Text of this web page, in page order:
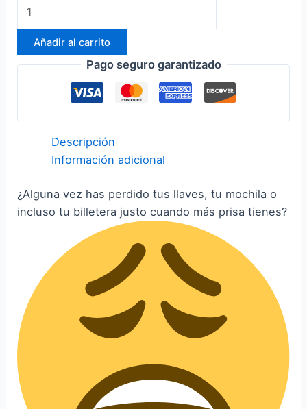
cantidad
Añadir al carrito
Pago seguro garantizado
Descripción
Información adicional
¿Alguna vez has perdido tus llaves, tu mochila o
incluso tu billetera justo cuando más prisa tienes?